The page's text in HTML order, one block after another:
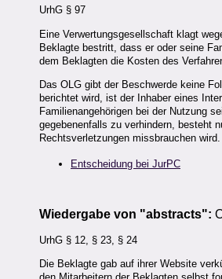
UrhG § 97
Eine Verwertungsgesellschaft klagt
Beklagte bestritt, dass er oder seine
dem Beklagten die Kosten des
Das OLG gibt der Beschwerde keine
berichtet wird, ist der Inhaber eines
Familienangehörigen bei der Nutzung
gegebenenfalls zu verhindern, besteht
Rechtsverletzungen missbrauchen wird.
Entscheidung bei JurPC
Wiedergabe von "abstracts":
UrhG § 12, § 23, § 24
Die Beklagte gab auf ihrer Website